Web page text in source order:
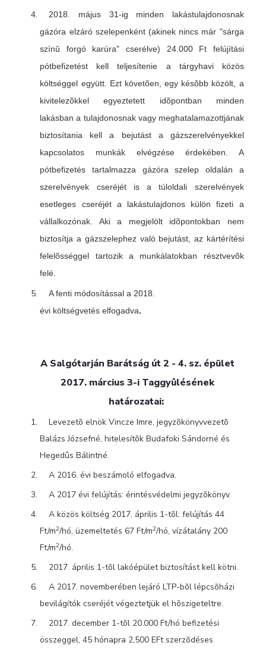
2018. május 31-ig minden lakástulajdonosnak
gázóra elzáró szelepenként (akinek nincs már "sárga
színû forgó karúra" cserélve) 24.000 Ft felújítási
pótbefizetést kell teljesítenie a tárgyhavi közös
költséggel együtt. Ezt követõen, egy késõbb közölt, a
kivitelezõkkel egyeztetett idõpontban minden
lakásban a tulajdonosnak vagy meghatalamazottjának
biztosítania kell a bejutást a gázszerelvényekkel
kapcsolatos munkák elvégzése érdekében. A
pótbefizetés tartalmazza gázóra szelep oldalán a
szerelvények cseréjét is a túloldali szerelvények
esetleges cseréjét a lakástulajdonos külön fizeti a
vállalkozónak. Aki a megjelölt idõpontokban nem
biztosítja a gázszelephez való bejutást, az kártérítési
felelõsséggel tartozik a munkálatokban résztvevõk
felé.
A fenti módosítással a 2018.
évi költségvetés elfogadva.
A Salgótarján Barátság út 2 - 4. sz. épület
2017. március 3-i Taggyûlésének
határozatai:
Levezetõ elnök Vincze Imre, jegyzõkönyvvezetõ
Balázs Józsefné, hitelesítõk Budafoki Sándorné és
Hegedûs Bálintné.
A 2016. évi beszámoló elfogadva.
A 2017 évi felújítás: érintésvédelmi jegyzõkönyv.
A közös költség 2017. április 1-tõl: felújítás 44
Ft/m2/hó, üzemeltetés 67 Ft/m2/hó, vízátalány 200
Ft/m2/hó.
2017. április 1-tõl lakóépület biztosítást kell kötni.
A 2017. novemberében lejáró LTP-bõl lépcsõházi
bevilágítók cseréjét végeztetjük el hõszigeteltre.
2017. december 1-tõl 20.000 Ft/hó befizetési
összeggel, 45 hónapra 2,500 EFt szerzõdéses